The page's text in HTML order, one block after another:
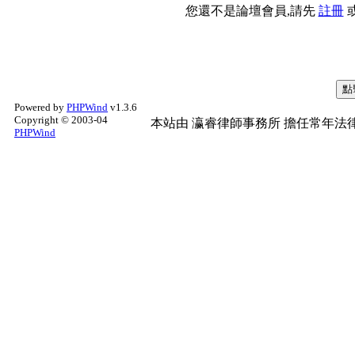
您還不是論壇會員,請先 註冊
Powered by PHPWind v1.3.6
Copyright © 2003-04
PHPWind
本站由 瀛睿律師事務所 擔任常年法